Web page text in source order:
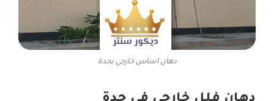
دهان اساس خارجي بجدة